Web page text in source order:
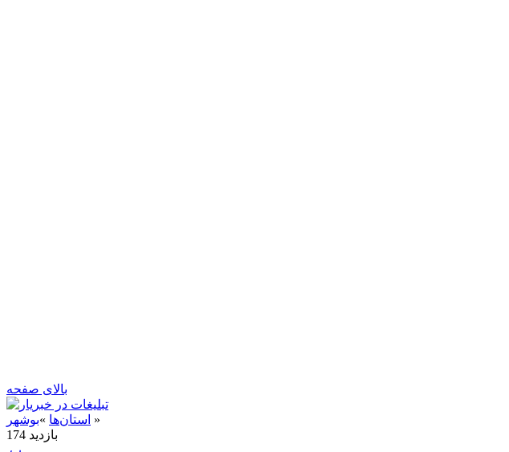
بالای صفحه
استان‌ها »بوشهر
»
174 بازدید